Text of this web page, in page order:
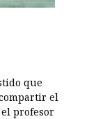
que
el
profesor